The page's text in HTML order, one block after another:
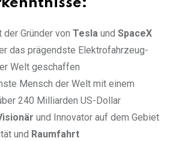
der Gründer von Tesla und SpaceX
das prägendste Elektrofahrzeug-
Welt geschaffen
Mensch der Welt mit einem
240 Milliarden US-Dollar
und Innovator auf dem Gebiet
und Raumfahrt